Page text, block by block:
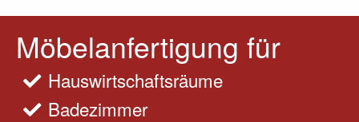
Möbelanfertigung für
Hauswirtschaftsräume
Badezimmer